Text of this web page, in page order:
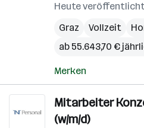
Heute
Graz
Vollzeit
ab 55.643,70 €
Merken
Mitarbeiter
(w/m/d)